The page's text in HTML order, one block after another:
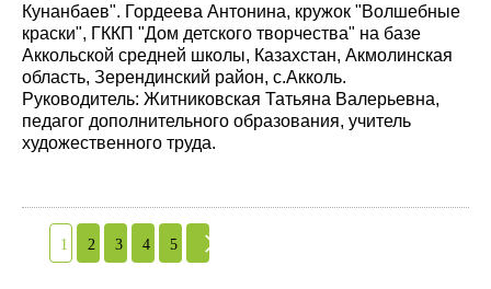
Кунанбаев". Гордеева Антонина, кружок "Волшебные
краски", ГККП "Дом детского творчества" на базе
Аккольской средней школы, Казахстан, Акмолинская
область, Зерендинский район, с.Акколь.
Руководитель: Житниковская Татьяна Валерьевна,
педагог дополнительного образования, учитель
художественного труда.
1 2 3 4 5